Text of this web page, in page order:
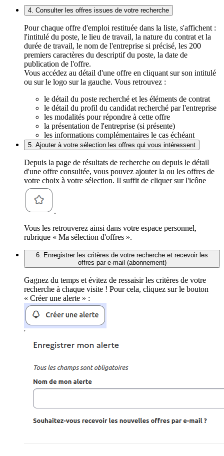
4. Consulter les offres issues de votre recherche
Pour chaque offre d'emploi restituée dans la liste, s'affichent :
l'intitulé du poste, le lieu de travail, la nature du contrat et la
durée de travail, le nom de l'entreprise si précisé, les 200
premiers caractères du descriptif du poste, la date de
publication de l'offre.
Vous accédez au détail d'une offre en cliquant sur son intitulé
ou sur le logo sur la gauche. Vous retrouvez :
le détail du poste recherché et les éléments de contrat
le détail du profil du candidat recherché par l'entreprise
les modalités pour répondre à cette offre
la présentation de l'entreprise (si présente)
les informations complémentaires le cas échéant
5. Ajouter à votre sélection les offres qui vous intéressent
Depuis la page de résultats de recherche ou depuis le détail
d'une offre consultée, vous pouvez ajouter la ou les offres de
votre choix à votre sélection. Il suffit de cliquer sur l'icône
.
Vous les retrouverez ainsi dans votre espace personnel,
rubrique « Ma sélection d'offres ».
6. Enregistrer les critères de votre recherche et recevoir les
offres par e-mail (abonnement)
Gagnez du temps et évitez de ressaisir les critères de votre
recherche à chaque visite ! Pour cela, cliquez sur le bouton
« Créer une alerte » :